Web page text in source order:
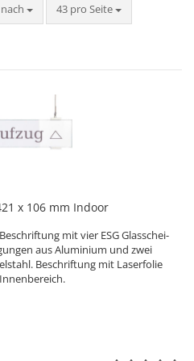
43 pro Seite
pro Seite
x 106 mm In­door
mit vier ESG Glas­schei­
aus Alu­mi­ni­um und zwei
Be­schrif­tung mit La­ser­fo­lie